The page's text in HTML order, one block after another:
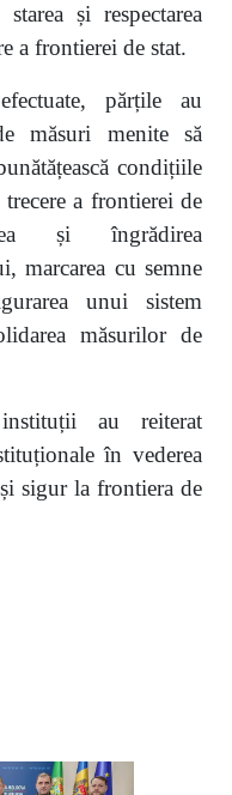
și respectarea
a frontierei de stat.
părțile au
măsuri menite să
condițiile
a frontierei de
și îngrădirea
marcarea cu semne
unui sistem
măsurilor de
au reiterat
în vederea
sigur la frontiera de